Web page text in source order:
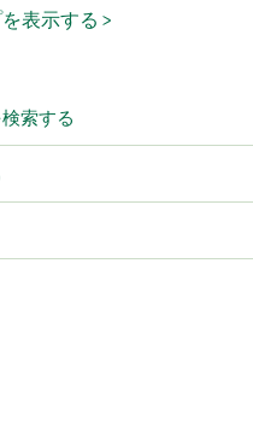
表示する >
索する